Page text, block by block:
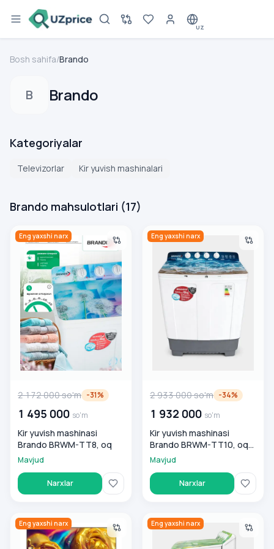
UZ
Bosh sahifa/Brando
B Brando
Kategoriyalar
Televizorlar Kir yuvish mashinalari
Brando mahsulotlari (17)
Kir yuvish mashinasi Brando BRWM-TT8, oq
Eng yaxshi narx
2 172 000so'm -31%
1 495 000 so'm
Kir yuvish mashinasi
Brando BRWM-TT8, oq
Mavjud
Narxlar
Kir yuvish mashinasi Brando
Eng yaxshi narx
2 933 000so'm -34%
1 932 000 so'm
Kir yuvish mashinasi
Brando BRWM-TT10, oq-
ko'k
Mavjud
Narxlar
Televizor Brando Smart BR32SCH TV, qora
Eng yaxshi narx Kir yuvish mashinasi Brando
Eng yaxshi narx